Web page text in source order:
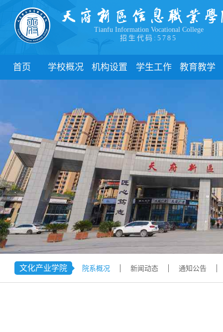
Tianfu Information Vocational College
招生代码:5785
首页 学校概况
学院领导
办学理念
办学特色
校园风貌
机构设置
职能部门
学生工作
新闻动态
团委
管理制度
学生风采
心理健康
学生资助
下载中心
联系我们
教育教学
教学制度
教学通知
教学动态
实践教学
专业建设
课程建设
教学改革
学术交流
文化产业学院
院系概况 新闻动态 通知公告